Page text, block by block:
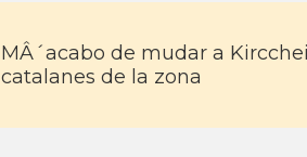
MÂ´acabo de mudar a
catalanes de la zona